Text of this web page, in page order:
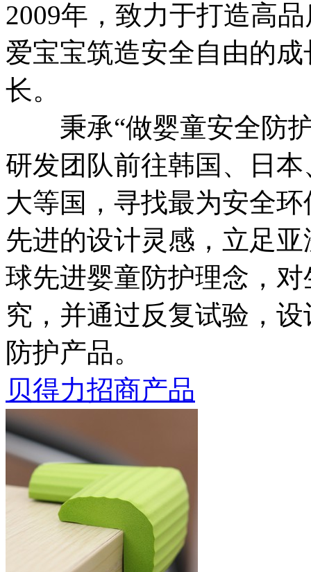
2009年，致力于打造高
爱宝宝筑造安全自由的
长。
秉承“做婴童安全防护
研发团队前往韩国、日
大等国，寻找最为安全
先进的设计灵感，立足
球先进婴童防护理念，
究，并通过反复试验，
防护产品。
贝得力招商产品